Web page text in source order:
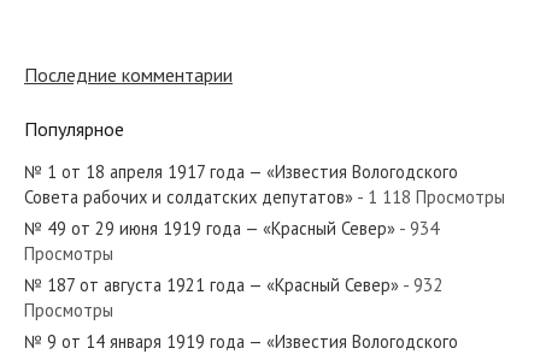
№ 58 от марта 1940 года — «Красный Север»
№ 171 от августа 1931 года — «Красный Север»
Последние комментарии
Популярное
№ 1 от 18 апреля 1917 года — «Известия Вологодского
Совета рабочих и солдатских депутатов» - 1 118 Просмотры
№ 49 от 29 июня 1919 года — «Красный Север» - 934
Просмотры
№ 187 от августа 1921 года — «Красный Север» - 932
Просмотры
№ 9 от 14 января 1919 года — «Известия Вологодского